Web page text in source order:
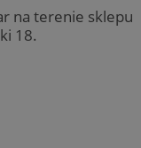
na terenie sklepu
18.